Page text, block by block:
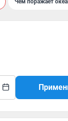
Чем поражает